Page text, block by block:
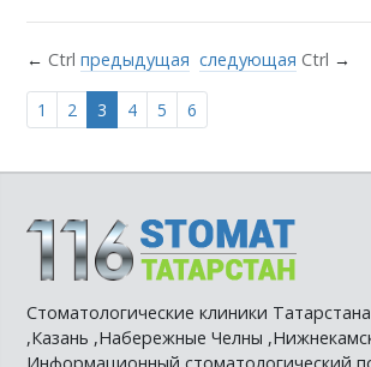
← Ctrl предыдущая следующая Ctrl →
1 2 3 4 5 6
Стоматологические клиники Татарстана
,Казань ,Набережные Челны